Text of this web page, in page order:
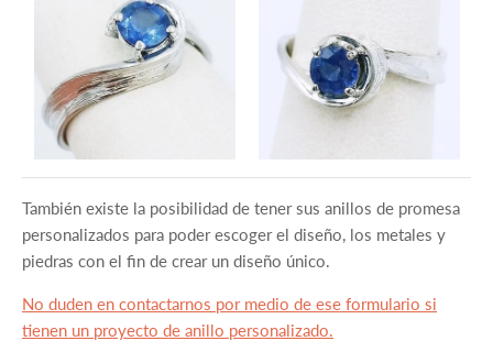
También existe la posibilidad de tener sus anillos de promesa
personalizados para poder escoger el diseño, los metales y
piedras con el fin de crear un diseño único.
No duden en contactarnos por medio de ese formulario si
tienen un proyecto de anillo personalizado.